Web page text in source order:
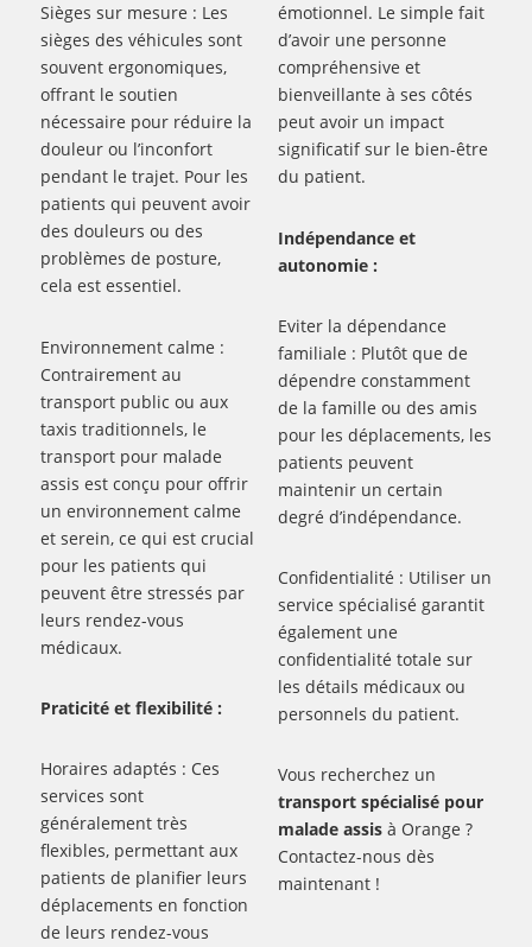
Sièges sur mesure : Les
sièges des véhicules sont
souvent ergonomiques,
offrant le soutien
nécessaire pour réduire la
douleur ou l’inconfort
pendant le trajet. Pour les
patients qui peuvent avoir
des douleurs ou des
problèmes de posture,
cela est essentiel.
Environnement calme :
Contrairement au
transport public ou aux
taxis traditionnels, le
transport pour malade
assis est conçu pour offrir
un environnement calme
et serein, ce qui est crucial
pour les patients qui
peuvent être stressés par
leurs rendez-vous
médicaux.
Praticité et flexibilité :
Horaires adaptés : Ces
services sont
généralement très
flexibles, permettant aux
patients de planifier leurs
déplacements en fonction
de leurs rendez-vous
émotionnel. Le simple fait
d’avoir une personne
compréhensive et
bienveillante à ses côtés
peut avoir un impact
significatif sur le bien-être
du patient.
Indépendance et
autonomie :
Eviter la dépendance
familiale : Plutôt que de
dépendre constamment
de la famille ou des amis
pour les déplacements, les
patients peuvent
maintenir un certain
degré d’indépendance.
Confidentialité : Utiliser un
service spécialisé garantit
également une
confidentialité totale sur
les détails médicaux ou
personnels du patient.
Vous recherchez un
transport spécialisé pour
malade assisà Orange ?
Contactez-nous dès
maintenant !